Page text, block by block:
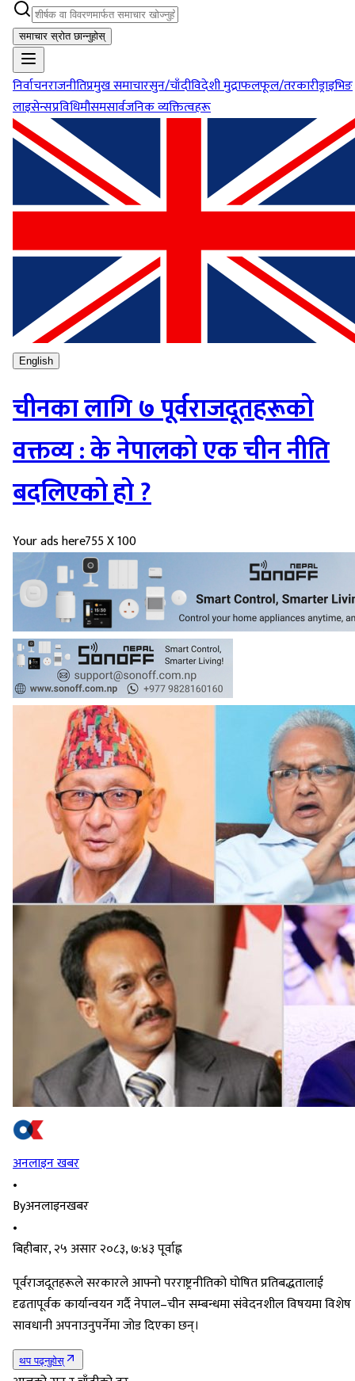
समाचार स्रोत छान्नुहोस्
निर्वाचनराजनीतिप्रमुख समाचारसुन/चाँदीविदेशी मुद्राफलफूल/तरकारीड्राइभिङ
लाइसेन्सप्रविधिमौसमसार्वजनिक व्यक्तित्वहरू
English
चीनका लागि ७ पूर्वराजदूतहरूको
वक्तव्य : के नेपालको एक चीन नीति
बदलिएको हो ?
Your ads here755 X 100
अनलाइन खबर
•
Byअनलाइनखबर
•
बिहीबार, २५ असार २०८३, ७:४३ पूर्वाह्न
पूर्वराजदूतहरूले सरकारले आफ्नो परराष्ट्रनीतिको घोषित प्रतिबद्धतालाई
दृढतापूर्वक कार्यान्वयन गर्दै नेपाल–चीन सम्बन्धमा संवेदनशील विषयमा विशेष
सावधानी अपनाउनुपर्नेमा जोड दिएका छन्।
थप पढ्नुहोस्